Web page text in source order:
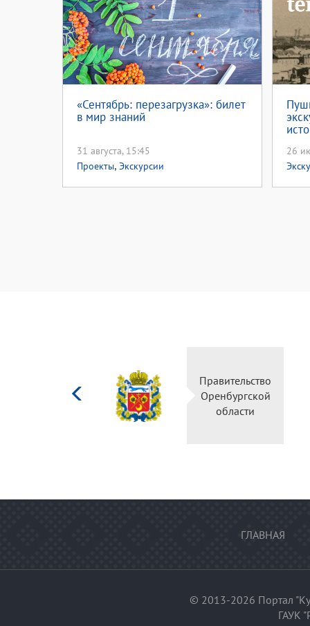
«Сентябрь: перезагрузка»: билет
в мир знаний
31 августа, 15:45
Проекты, Экскурсии
(6+)
26
Правительство
Оренбургской
области
ГЛАВНАЯ
© 2013-2026 Портал
ГАУК